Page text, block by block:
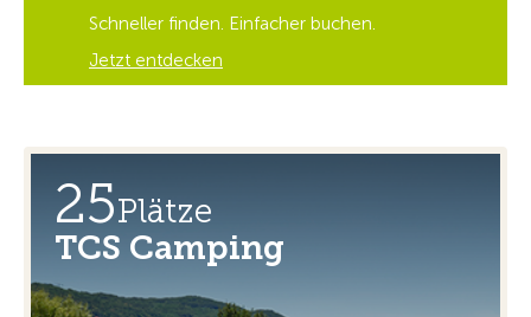
Schneller finden. Einfacher buchen.
Jetzt entdecken
25Plätze
TCS Camping